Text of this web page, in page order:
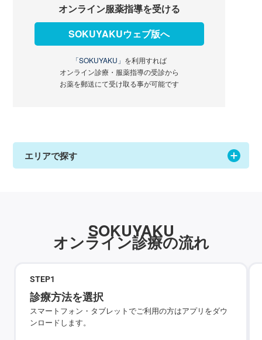
オンライン服薬指導を受ける
SOKUYAKUウェブ版へ
「SOKUYAKU」 を利用すれば
オンライン診療・服薬指導の受診から
お薬を郵送にて受け取る事が可能です
エリアで探す
SOKUYAKU
オンライン診療の流れ
STEP1
診療方法を選択
スマートフォン・タブレットでご利用の方はアプリをダウ
ンロードします。